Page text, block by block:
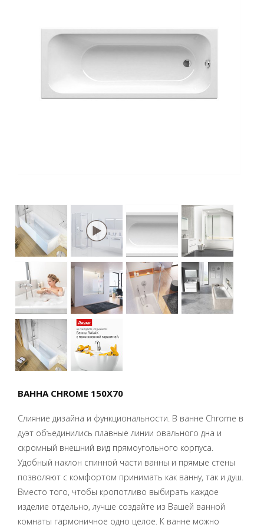
ВАННА CHROME 150X70
Слияние дизайна и функциональности. В ванне Chrome в
дуэт объединились плавные линии овального дна и
скромный внешний вид прямоугольного корпуса.
Удобный наклон спинной части ванны и прямые стены
позволяют с комфортом принимать как ванну, так и душ.
Вместо того, чтобы кропотливо выбирать каждое
изделие отдельно, лучше создайте из Вашей ванной
комнаты гармоничное одно целое. К ванне можно